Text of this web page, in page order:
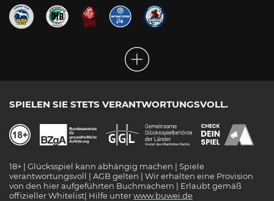
SPIELEN SIE STETS VERANTWORTUNGSVOLL.
18+ | Glücksspiel kann abhängig machen | Spiele
verantwortungsvoll | AGB gelten | Wir erhalten eine Provision
von den hier aufgeführten Buchmachern | Erlaubt gemäß
offizieller Whitelist| Hilfe unterwww.buwei.de